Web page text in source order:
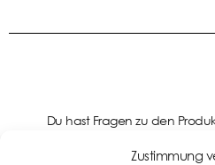
Zustimmung
Du hast Fragen zu den